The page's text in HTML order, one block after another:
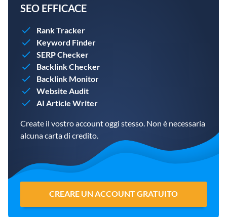
SEO EFFICACE
Rank Tracker
Keyword Finder
SERP Checker
Backlink Checker
Backlink Monitor
Website Audit
AI Article Writer
Create il vostro account oggi stesso. Non è necessaria
alcuna carta di credito.
CREARE UN ACCOUNT GRATUITO